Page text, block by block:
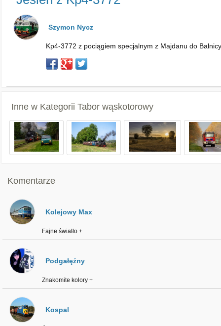
Szymon Nycz
Kp4-3772 z pociągiem specjalnym z Majdanu do
Inne w Kategorii Tabor wąskotorowy
Komentarze
Kolejowy Max
Fajne światło +
Podgałęźny
Znakomite kolory +
Kospal